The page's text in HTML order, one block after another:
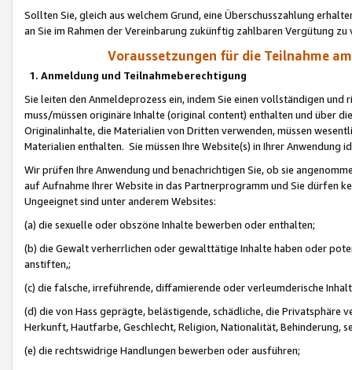
Sollten Sie, gleich aus welchem Grund, eine Überschusszahlung
an Sie im Rahmen der Vereinbarung zukünftig zahlbaren Vergütung zu
Voraussetzungen für die Teilnahme
1. Anmeldung und Teilnahmeberechtigung
Sie leiten den Anmeldeprozess ein, indem Sie einen vollständigen
muss/müssen originäre Inhalte (original content) enthalten und über
Originalinhalte, die Materialien von Dritten verwenden, müssen
Materialien enthalten. Sie müssen Ihre Website(s) in Ihrer Anwendung
Wir prüfen Ihre Anwendung und benachrichtigen Sie, ob sie
auf Aufnahme Ihrer Website in das Partnerprogramm und Sie dürfen
Ungeeignet sind unter anderem Websites:
(a) die sexuelle oder obszöne Inhalte bewerben oder enthalten;
(b) die Gewalt verherrlichen oder gewalttätige Inhalte haben oder
anstiften,;
(c) die falsche, irreführende, diffamierende oder verleumderische
(d) die von Hass geprägte, belästigende, schädliche, die Privatsphäre
Herkunft, Hautfarbe, Geschlecht, Religion, Nationalität, Behinderung,
(e) die rechtswidrige Handlungen bewerben oder ausführen;